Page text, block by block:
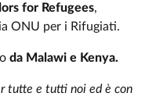
for Refugees,
ONU per i Rifugiati.
da Malawi e Kenya.
tutte e tutti noi ed è con